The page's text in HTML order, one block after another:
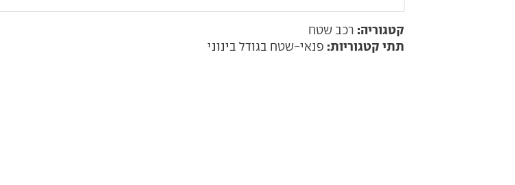
קטגוריה: רכב שטח
תתי קטגוריות: פנאי-שטח בגודל בינוני